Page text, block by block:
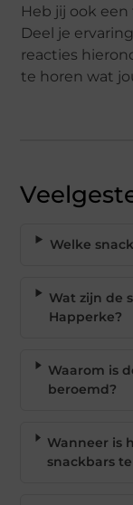
Heb jij ook
Deel je
reacties
te horen wat
Welke
Wat zijn de
Happerke?
Waarom is
beroemd?
Wanneer is
snackbars